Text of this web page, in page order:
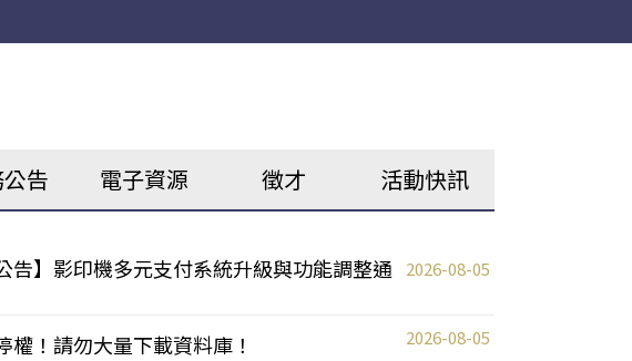
告 電子資源 徵才 活動快訊
告】影印機多元支付系統升級與功能調整通
2026-08-05
權！請勿大量下載資料庫！ 2026-08-05